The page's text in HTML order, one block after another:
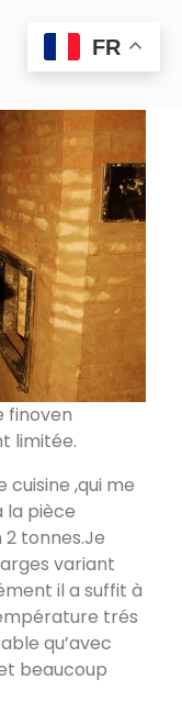
finoven
limitée.
cuisine ,qui me
la pièce
tonnes.Je
variant
il a suffit à
trés
qu’avec
beaucoup
FR